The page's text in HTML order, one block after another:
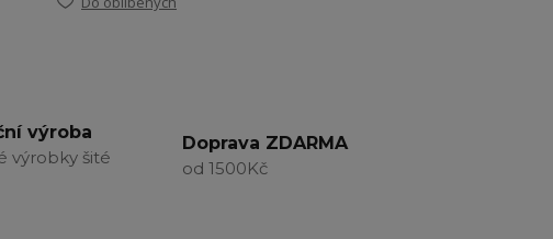
výroba
výrobky šité
Doprava ZDARMA
od 1500Kč